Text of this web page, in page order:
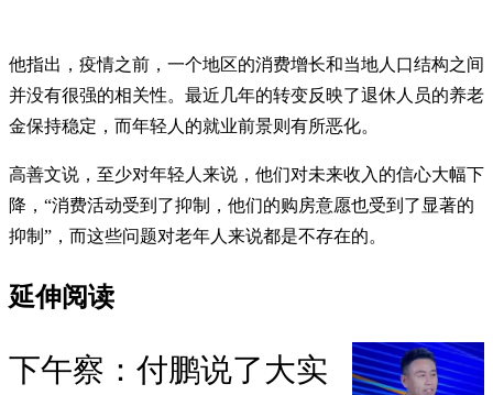
他指出，疫情之前，一个地区的消费增长和当地人口结构之间
并没有很强的相关性。最近几年的转变反映了退休人员的养老
金保持稳定，而年轻人的就业前景则有所恶化。
高善文说，至少对年轻人来说，他们对未来收入的信心大幅下
降，“消费活动受到了抑制，他们的购房意愿也受到了显著的
抑制”，而这些问题对老年人来说都是不存在的。
延伸阅读
下午察：付鹏说了大实